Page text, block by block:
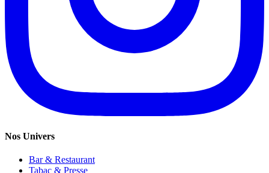
Nos Univers
Bar & Restaurant
Tabac & Presse